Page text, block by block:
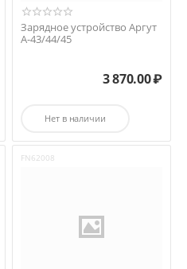
Зарядное устройство Аргут
А-43/44/45
3 870.00₽
Нет в наличии
FN62008